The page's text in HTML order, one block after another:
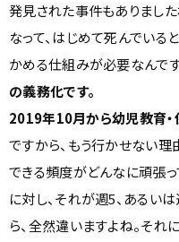
発見された事件もありまし
なって、はじめて死んでいる
かめる仕組みが必要なんです
の義務化です。
2019年10月から幼児教育
ですから、もう行かせない
できる頻度がどんなに頑張
に対し、それが週5、あるい
ら、全然違いますよね。それ